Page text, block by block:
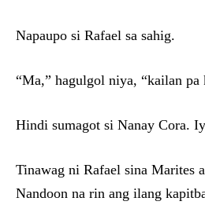
Napaupo si Rafael sa sahig.
“Ma,” hagulgol niya, “kailan pa
Hindi sumagot si Nanay Cora.
Tinawag ni Rafael sina Marites
Nandoon na rin ang ilang